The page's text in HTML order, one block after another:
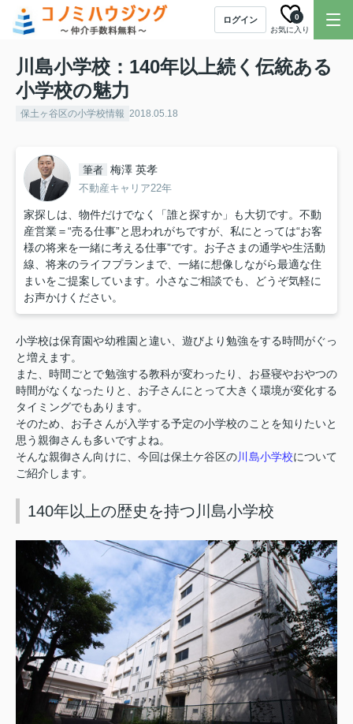
ログイン
お気に入り
0
川島小学校：140年以上続く伝統ある
小学校の魅力
保土ヶ谷区の小学校情報 2018.05.18
筆者 梅澤 英孝
不動産キャリア22年
家探しは、物件だけでなく「誰と探すか」も大切です。不動
産営業＝“売る仕事”と思われがちですが、私にとっては“お客
様の将来を一緒に考える仕事”です。お子さまの通学や生活動
線、将来のライフプランまで、一緒に想像しながら最適な住
まいをご提案しています。小さなご相談でも、どうぞ気軽に
お声かけください。
小学校は保育園や幼稚園と違い、遊びより勉強をする時間がぐっ
と増えます。
また、時間ごとで勉強する教科が変わったり、お昼寝やおやつの
時間がなくなったりと、お子さんにとって大きく環境が変化する
タイミングでもあります。
そのため、お子さんが入学する予定の小学校のことを知りたいと
思う親御さんも多いですよね。
そんな親御さん向けに、今回は保土ケ谷区の 川島小学校について
ご紹介します。
140年以上の歴史を持つ川島小学校